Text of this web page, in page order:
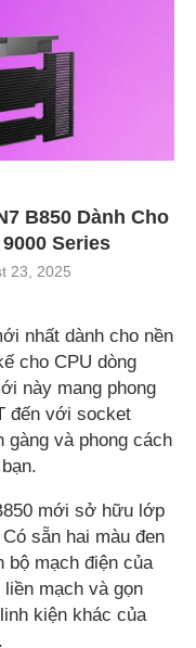
B850 Dành Cho
Series
23, 2025
nhất dành cho nền
cho CPU dòng
này mang phong
đến với socket
gàng và phong cách
mới sở hữu lớp
sẵn hai màu đen
bộ mạch điện của
mạch và gọn
kiện khác của